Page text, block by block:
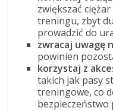
zwiększać
treningu, zbyt
prowadzić do
zwracaj uwagę
powinien
korzystaj z
takich jak pasy
treningowe, co
bezpieczeństwo